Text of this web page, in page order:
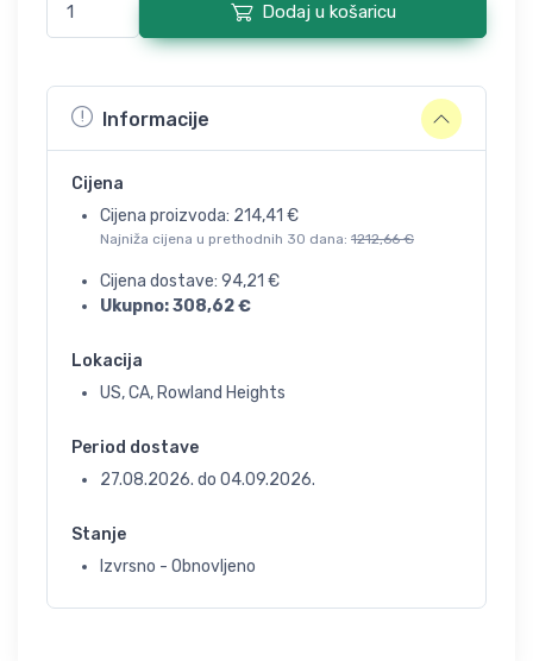
Dodaj u košaricu
Informacije
Cijena
Cijena proizvoda: 214,41 €
Najniža cijena u prethodnih 30 dana: 1212,66 €
Cijena dostave: 94,21 €
Ukupno:308,62€
Lokacija
US, CA, Rowland Heights
Period dostave
27.08.2026. do 04.09.2026.
Stanje
Izvrsno - Obnovljeno